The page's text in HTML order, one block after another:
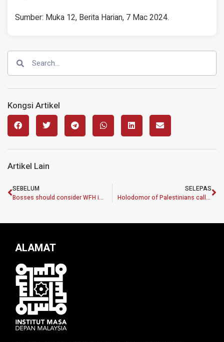
Sumber: Muka 12, Berita Harian, 7 Mac 2024.
Kongsi Artikel
Artikel Lain
SEBELUM
Bosses should consider WFH in trying times
SELEPAS
Holodomor of Palestinians calls for urgent global attention
ALAMAT